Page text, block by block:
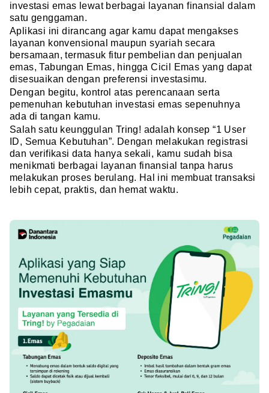
investasi emas lewat berbagai layanan finansial dalam
satu genggaman.
Aplikasi ini dirancang agar kamu dapat mengakses
layanan konvensional maupun syariah secara
bersamaan, termasuk fitur pembelian dan penjualan
emas, Tabungan Emas, hingga Cicil Emas yang dapat
disesuaikan dengan preferensi investasimu.
Dengan begitu, kontrol atas perencanaan serta
pemenuhan kebutuhan investasi emas sepenuhnya
ada di tangan kamu.
Salah satu keunggulan Tring! adalah konsep “1 User
ID, Semua Kebutuhan”. Dengan melakukan registrasi
dan verifikasi data hanya sekali, kamu sudah bisa
menikmati berbagai layanan finansial tanpa harus
melakukan proses berulang. Hal ini membuat transaksi
lebih cepat, praktis, dan hemat waktu.